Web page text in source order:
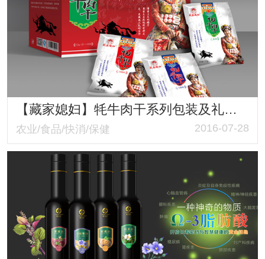
【藏家媳妇】牦牛肉干系列包装及礼盒包装设计
农业/食品/快消/保健 2016-07-28